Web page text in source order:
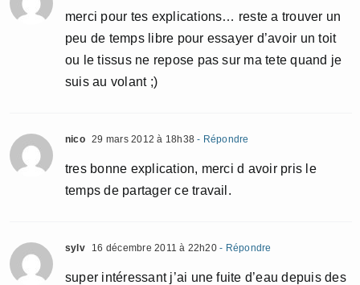
merci pour tes explications… reste a trouver un
peu de temps libre pour essayer d’avoir un toit
ou le tissus ne repose pas sur ma tete quand je
suis au volant ;)
nico 29 mars 2012 à 18h38 - Répondre
tres bonne explication, merci d avoir pris le
temps de partager ce travail.
sylv 16 décembre 2011 à 22h20- Répondre
super intéressant j’ai une fuite d’eau depuis des